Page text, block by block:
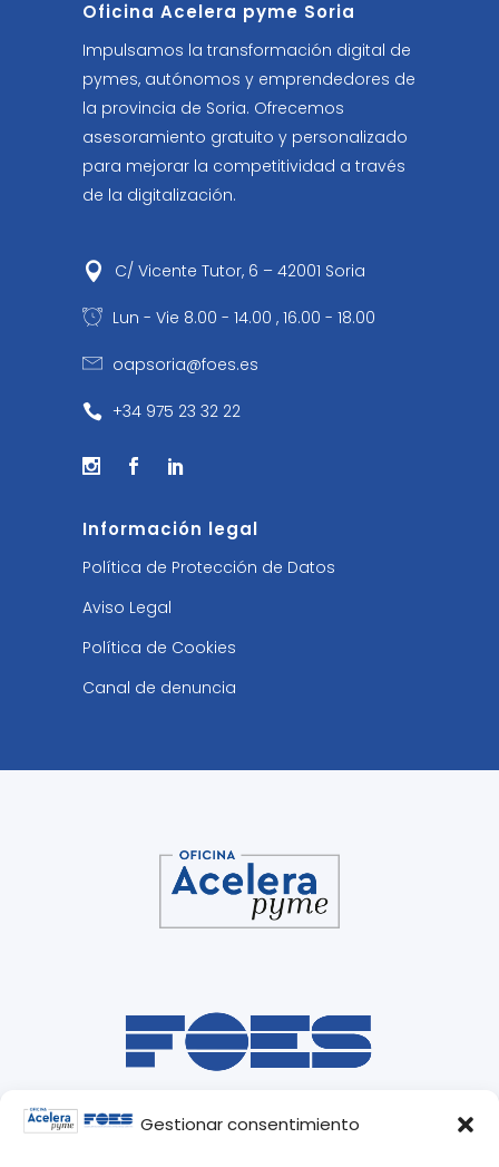
Gestionar consentimiento
Oficina Acelera pyme Soria
Impulsamos la transformación digital de
pymes, autónomos y emprendedores de
la provincia de Soria. Ofrecemos
asesoramiento gratuito y personalizado
para mejorar la competitividad a través
de la digitalización.
C/ Vicente Tutor, 6 – 42001 Soria
Lun - Vie 8.00 - 14.00 , 16.00 - 18.00
oapsoria@foes.es
+34 975 23 32 22
Información legal
Política de Protección de Datos
Aviso Legal
Política de Cookies
Canal de denuncia